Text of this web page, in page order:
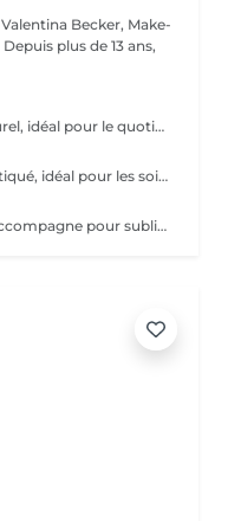
Un maquillage frais, lumineux et naturel, idéal pour le quotidien, le travail, un rendez-vous ou un événement en journée. Il met en valeur vos traits tout en restant discret.
Un maquillage plus intense et sophistiqué, idéal pour les soirées, événements, fêtes ou occasions spéciales. Les yeux et/ou les lèvres sont davantage mis en valeur pour un résultat élégant et longue tenue.
Chaque mariée est unique. Je vous accompagne pour sublimer votre beauté le jour J avec une prestation sur mesure, adaptée à votre style, votre peau et vos envies. Demande de devis personnalisée.